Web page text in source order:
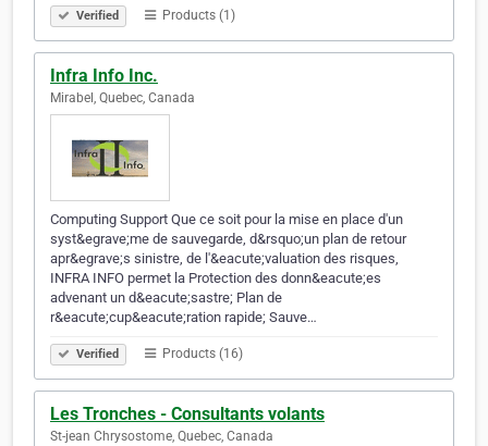
Verified Products (1)
Infra Info Inc.
Mirabel, Quebec, Canada
Computing Support Que ce soit pour la mise en place d'un
syst&egrave;me de sauvegarde, d&rsquo;un plan de retour
apr&egrave;s sinistre, de l'&eacute;valuation des risques,
INFRA INFO permet la Protection des donn&eacute;es
advenant un d&eacute;sastre; Plan de
r&eacute;cup&eacute;ration rapide; Sauve…
Verified Products (16)
Les Tronches - Consultants volants
St-jean Chrysostome, Quebec, Canada